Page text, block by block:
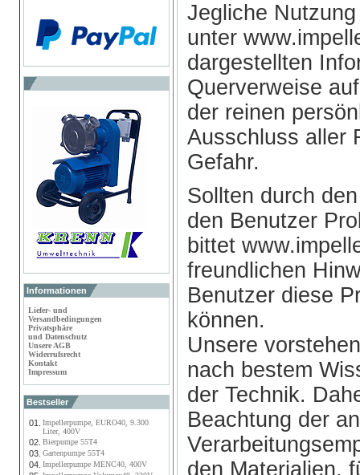
Informationen
Liefer- und
Versandbedingungen
Privatsphäre
und Datenschutz
Unsere AGB
Widerrufsrecht
Kontakt
Impressum
Bestseller
01.
Impellerpumpe, EURO40, 9.300
Liter, 400V
02. Bierpumpe 55T4
03. Gartenpumpe 55T4
04. Impellerpumpe MENC40, 400V
Jegliche
unter
dargestellten
Querverweise
der reinen
Ausschluss aller
Gefahr.
Sollten durch
den Benutzer
bittet
freundlichen
Benutzer diese
können.
Unsere
nach bestem
der Technik.
Beachtung der
den Materialien,